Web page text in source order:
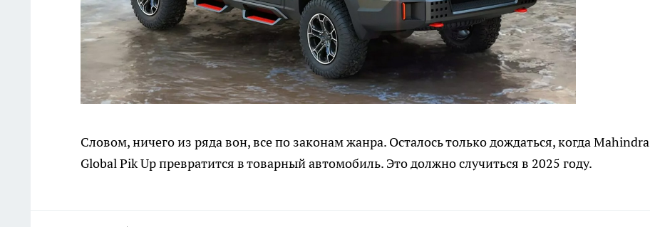
Словом, ничего из ряда вон, все по законам жанра. Осталось только дождаться, когда Mahindra
Global Pik Up превратится в товарный автомобиль. Это должно случиться в 2025 году.